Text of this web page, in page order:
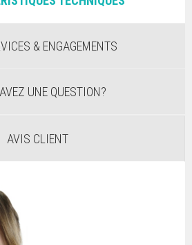
& ENGAGEMENTS
UNE QUESTION?
AVIS CLIENT